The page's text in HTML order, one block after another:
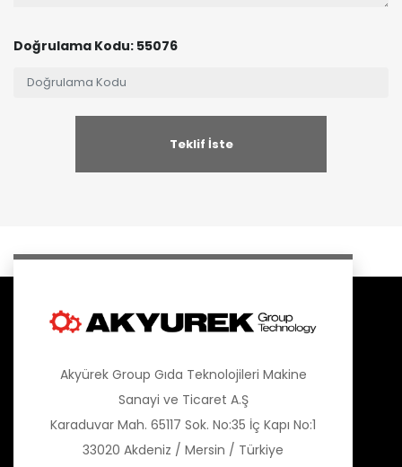
Doğrulama Kodu: 55076
Akyürek Group Gıda Teknolojileri Makine
Sanayi ve Ticaret A.Ş
Karaduvar Mah. 65117 Sok. No:35 İç Kapı No:1
33020 Akdeniz / Mersin / Türkiye